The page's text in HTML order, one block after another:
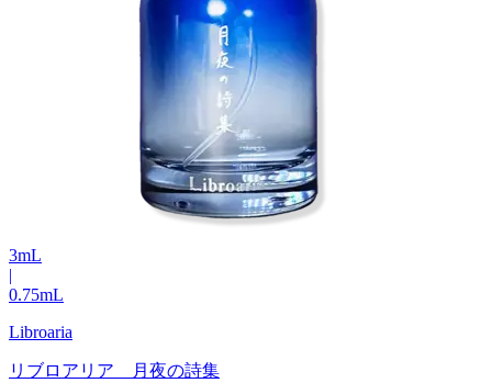
3mL
|
0.75mL
Libroaria
リブロアリア 月夜の詩集